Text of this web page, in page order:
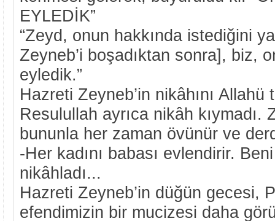
EYLEDİK”
“Zeyd, onun hakkında istediğini
Zeyneb’i boşadıktan sonra], biz,
eyledik.”
Hazreti Zeyneb’in nikâhını Allahü
Resulullah ayrıca nikâh kıymadı.
bununla her zaman övünür ve
-Her kadını babası evlendirir.
nikâhladı...
Hazreti Zeyneb’in düğün gecesi,
efendimizin bir mucizesi daha